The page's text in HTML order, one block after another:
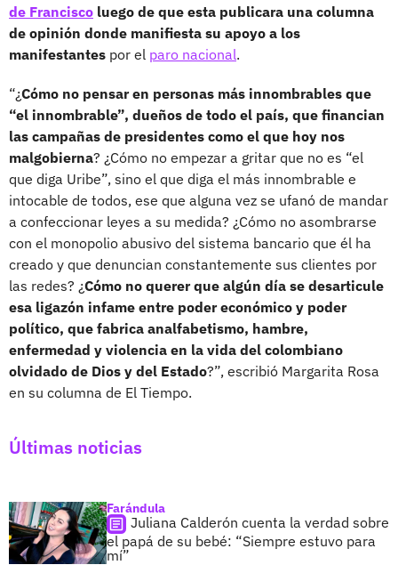
de Francisco luego de que esta publicara una columna
de opinión donde manifiesta su apoyo a los
manifestantes por el paro nacional.
“¿Cómo no pensar en personas más innombrables que
“el innombrable”, dueños de todo el país, que financian
las campañas de presidentes como el que hoy nos
malgobierna? ¿Cómo no empezar a gritar que no es “el
que diga Uribe”, sino el que diga el más innombrable e
intocable de todos, ese que alguna vez se ufanó de mandar
a confeccionar leyes a su medida? ¿Cómo no asombrarse
con el monopolio abusivo del sistema bancario que él ha
creado y que denuncian constantemente sus clientes por
las redes? ¿Cómo no querer que algún día se desarticule
esa ligazón infame entre poder económico y poder
político, que fabrica analfabetismo, hambre,
enfermedad y violencia en la vida del colombiano
olvidado de Dios y del Estado?”, escribió Margarita Rosa
en su columna de El Tiempo.
Últimas noticias
Farándula
Juliana Calderón cuenta la verdad sobre
el papá de su bebé: “Siempre estuvo para
mí”